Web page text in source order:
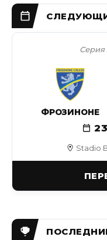
Stadio
Серия
ФРОЗИНОНЕ